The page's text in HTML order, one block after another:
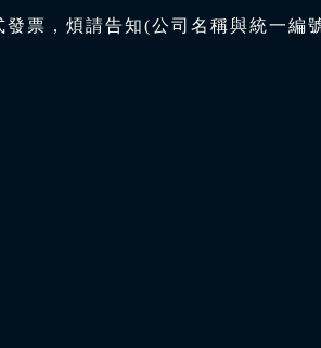
票，煩請告知(公司名稱與統一編